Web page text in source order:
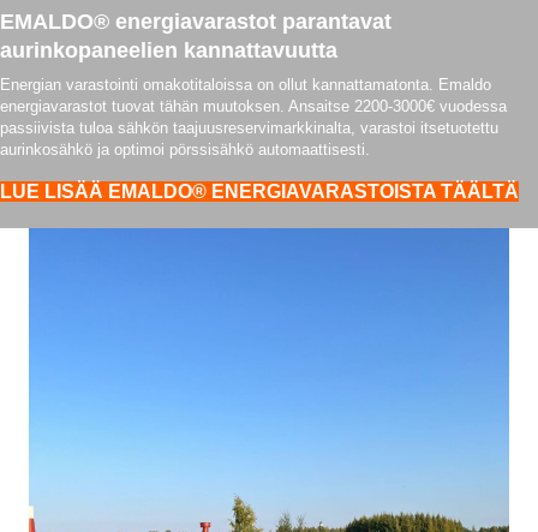
EMALDO® energiavarastot parantavat
aurinkopaneelien kannattavuutta
Energian varastointi omakotitaloissa on ollut kannattamatonta. Emaldo
energiavarastot tuovat tähän muutoksen. Ansaitse 2200-3000€ vuodessa
passiivista tuloa sähkön taajuusreservimarkkinalta, varastoi itsetuotettu
aurinkosähkö ja optimoi pörssisähkö automaattisesti.
LUE LISÄÄ EMALDO® ENERGIAVARASTOISTA TÄÄLTÄ